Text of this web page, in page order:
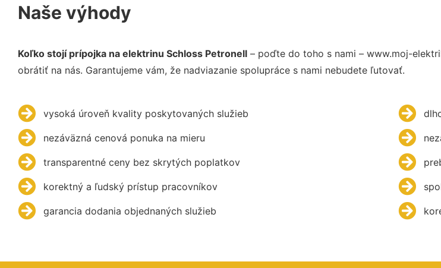
Naše výhody
Koľko stojí prípojka na elektrinu Schloss Petronell – poďte do toho s nami – www.moj-
obrátiť na nás. Garantujeme vám, že nadviazanie spolupráce s nami nebudete ľutovať.
vysoká úroveň kvality poskytovaných služieb
nezáväzná cenová ponuka na mieru
transparentné ceny bez skrytých poplatkov
korektný a ľudský prístup pracovníkov
garancia dodania objednaných služieb